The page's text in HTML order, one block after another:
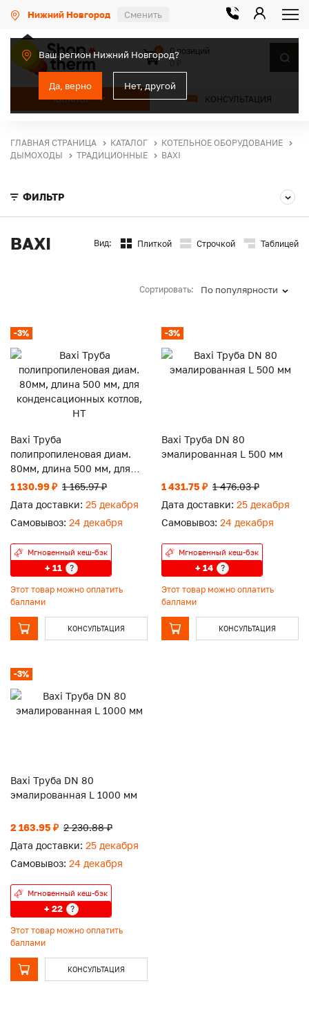
Нижний Новгород Сменить
Ваш регион Нижний Новгород?
Да, верно Нет, другой
КАТАЛОГ КОНСУЛЬТАЦИЯ
0
0 позиций
ГЛАВНАЯ СТРАНИЦА КАТАЛОГ
КОТЕЛЬНОЕ ОБОРУДОВАНИЕ
ДЫМОХОДЫ
ТРАДИЦИОННЫЕ BAXI
ФИЛЬТР
BAXI Вид: Плиткой Строчкой Таблицей
Сортировать: По популярности
-3%
Baxi Труба
полипропиленовая диам.
80мм, длина 500 мм, для
конденсационных котлов,
1 130.99 ₽ 1 165.97 ₽
Дата доставки: 25 декабря
Самовывоз: 24 декабря
Мгновенный кеш-бэк
+ 11 ?
Этот товар можно оплатить
баллами
КОНСУЛЬТАЦИЯ
-3%
Baxi Труба DN 80
эмалированная L 500 мм
1 431.75 ₽ 1 476.03 ₽
Дата доставки: 25 декабря
Самовывоз: 24 декабря
Мгновенный кеш-бэк
+ 14 ?
Этот товар можно оплатить
баллами
КОНСУЛЬТАЦИЯ
-3%
Baxi Труба DN 80
эмалированная L 1000 мм
2 163.95 ₽ 2 230.88 ₽
Дата доставки: 25 декабря
Самовывоз: 24 декабря
Мгновенный кеш-бэк
+ 22 ?
Этот товар можно оплатить
баллами
КОНСУЛЬТАЦИЯ